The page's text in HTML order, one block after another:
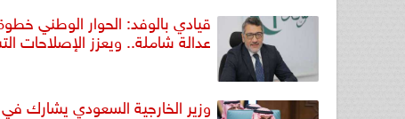
قيادي بالوفد: الحوار الوطني
عدالة شاملة.. ويعزز الإصلاحات
وزير الخارجية السعودي يشارك في